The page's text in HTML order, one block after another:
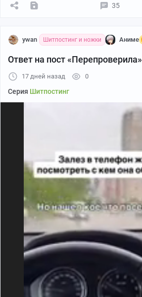
35
ywan Шитпостинг и ножки Аниме
Ответ на пост «Перепроверила»
17 дней назад 0
Серия Шитпостинг